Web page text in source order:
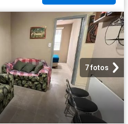
7 fotos